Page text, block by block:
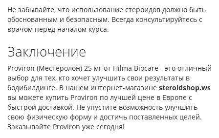
Не забывайте, что использование стероидов должно быть
обоснованным и безопасным. Всегда консультируйтесь с
врачом перед началом курса.
Заключение
Proviron (Местеролон) 25 мг от Hilma Biocare - это отличный
выбор для тех, кто хочет улучшить свои результаты в
бодибилдинге. В нашем интернет-магазине steroidshop.ws
вы можете купить Proviron по лучшей цене в Европе с
быстрой доставкой. Не упустите возможность улучшить
свою физическую форму и достичь поставленных целей.
Заказывайте Proviron уже сегодня!